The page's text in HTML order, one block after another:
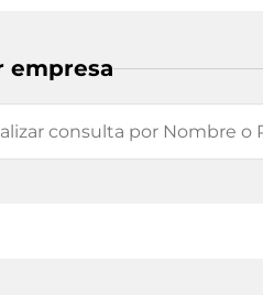
empresa